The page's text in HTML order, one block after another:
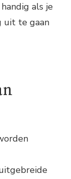
als je
uit te gaan